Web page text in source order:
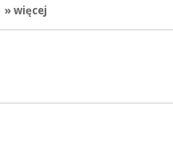
» więcej